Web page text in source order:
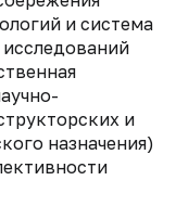
и система
исследований
и
назначения)